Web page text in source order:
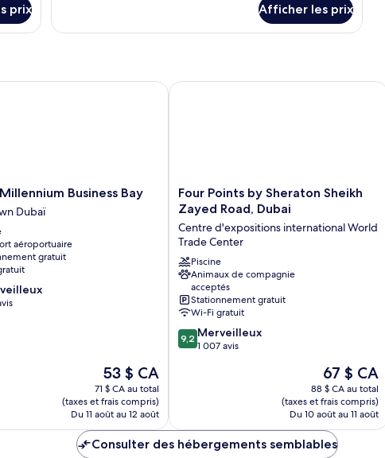
prix
Chambre
Afficher les prix
Business Bay
Dubaï
aéroportuaire
gratuit
Le
prix
est
de
53 $ CA
53 $ CA
71 $ CA au total
(taxes et frais compris)
Du 11 août au 12 août
Business Bay
Four
Points
Sheraton
Sheikh
Zayed
Road,
Dubai
Centre
d'expositions
international
World
Four Points by Sheraton Sheikh
Zayed Road, Dubai
Centre d'expositions international World
Trade Center
Piscine
Animaux de compagnie
acceptés
Stationnement gratuit
Wi-Fi gratuit
9.2
sur
9,2 Merveilleux
1 007 avis
Le
prix
est
de
67 $ CA
67 $ CA
88 $ CA au total
(taxes et frais compris)
Du 10 août au 11 août
Four Points by Sheraton Sheikh Zayed
Consulter des hébergements semblables